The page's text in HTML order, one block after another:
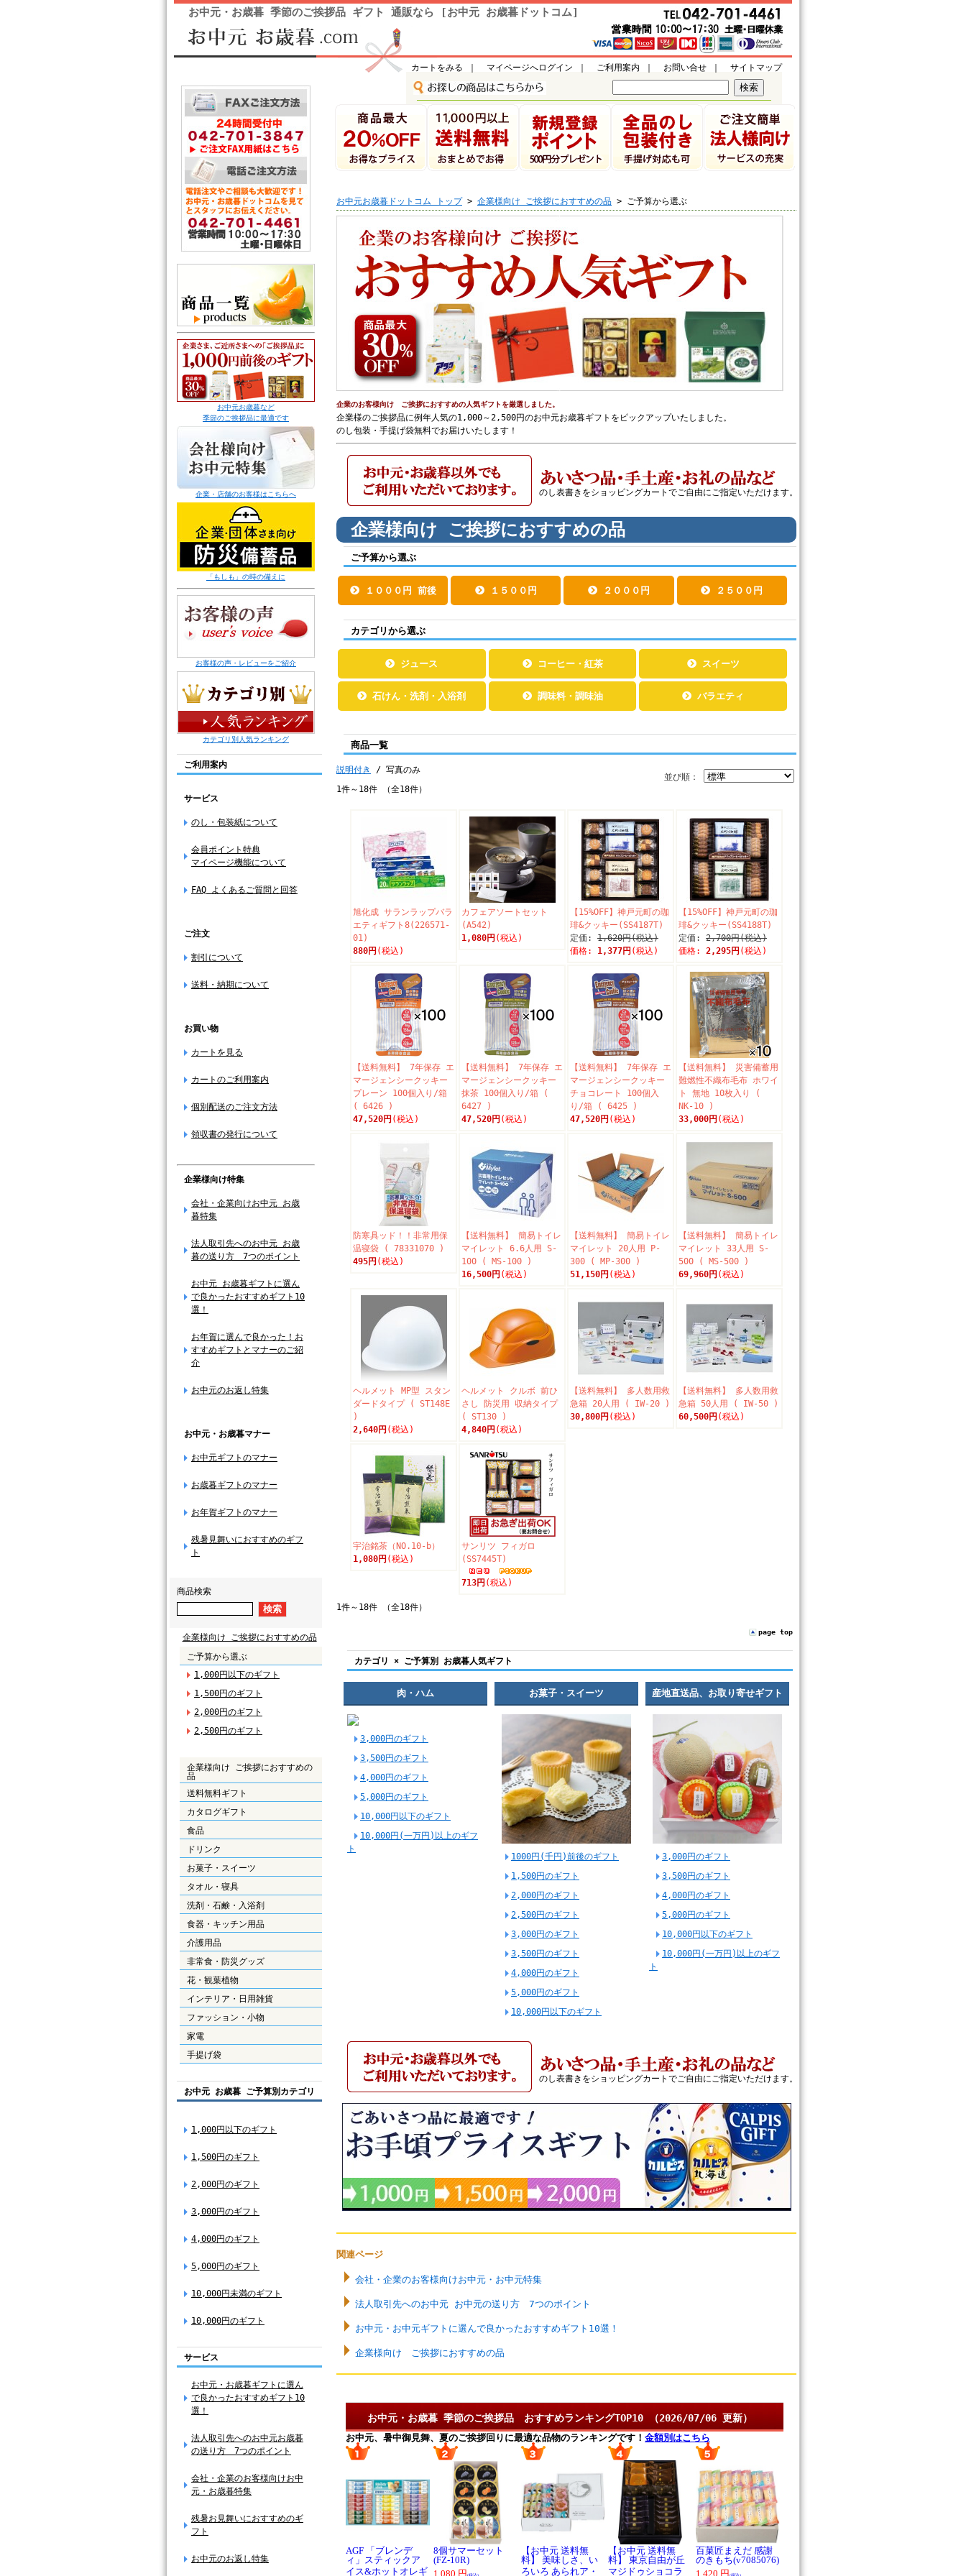
お中元・お歳暮 季節のご挨拶品 ギフト 通販なら [お中元 お歳暮ドットコム]
カートをみる マイページへログイン ご利用案内 お問い合せ サイトマップ
お中元お歳暮など
季節のご挨拶品に最適です
企業・店舗のお客様はこちらへ
「もしも」の時の備えに
お客様の声・レビューをご紹介
カテゴリ別人気ランキング
ご利用案内
サービス
のし・包装紙について
会員ポイント特典
マイページ機能について
FAQ よくあるご質問と回答
ご注文
割引について
送料・納期について
お買い物
カートを見る
カートのご利用案内
個別配送のご注文方法
領収書の発行について
企業様向け特集
会社・企業向けお中元 お歳
暮特集
法人取引先へのお中元 お歳
暮の送り方 7つのポイント
お中元 お歳暮ギフトに選ん
で良かったおすすめギフト10
選！
お年賀に選んで良かった！お
すすめギフトとマナーのご紹
介
お中元のお返し特集
お中元・お歳暮マナー
お中元ギフトのマナー
お歳暮ギフトのマナー
お年賀ギフトのマナー
残暑見舞いにおすすめのギフ
ト
商品検索
企業様向け ご挨拶におすすめの品
ご予算から選ぶ
1,000円以下のギフト
1,500円のギフト
2,000円のギフト
2,500円のギフト
企業様向け ご挨拶におすすめの
品
送料無料ギフト
カタログギフト
食品
ドリンク
お菓子・スイーツ
タオル・寝具
洗剤・石鹸・入浴剤
食器・キッチン用品
介護用品
非常食・防災グッズ
花・観葉植物
インテリア・日用雑貨
ファッション・小物
家電
手提げ袋
お中元 お歳暮 ご予算別カテゴリ
1,000円以下のギフト
1,500円のギフト
2,000円のギフト
3,000円のギフト
4,000円のギフト
5,000円のギフト
10,000円未満のギフト
10,000円のギフト
サービス
お中元・お歳暮ギフトに選ん
で良かったおすすめギフト10
選！
法人取引先へのお中元お歳暮
の送り方 7つのポイント
会社・企業のお客様向けお中
元・お歳暮特集
残暑お見舞いにおすすめのギ
フト
お中元のお返し特集
お中元お歳暮ドットコム トップ> 企業様向け ご挨拶におすすめの品 > ご予算から選ぶ
企業のお客様向け ご挨拶におすすめの人気ギフトを厳選しました。
企業様のご挨拶品に例年人気の1,000～2,500円のお中元お歳暮ギフトをピックアップいたしました。
のし包装・手提げ袋無料でお届けいたします！
のし表書きをショッピングカートでご自由にご指定いただけます。
企業様向け ご挨拶におすすめの品
ご予算から選ぶ
１０００円 前後 １５００円 ２０００円 ２５００円
カテゴリから選ぶ
ジュース コーヒー・紅茶 スイーツ
石けん・洗剤・入浴剤 調味料・調味油 バラエティ
商品一覧
並び順：
説明付き
/ 写真のみ
1件～18件 （全18件）
旭化成 サランラップバラ
エティギフト8(226571-
01)
880円 (税込)
カフェアソートセット
(A542)
1,080円 (税込)
【15%OFF】神戸元町の珈
琲&クッキー(SS4187T)
定価: 1,620円(税込)
価格: 1,377円 (税込)
【15%OFF】神戸元町の珈
琲&クッキー(SS4188T)
定価: 2,700円(税込)
価格: 2,295円 (税込)
【送料無料】 7年保存 エ
マージェンシークッキー
プレーン 100個入り/箱
( 6426 )
47,520円 (税込)
【送料無料】 7年保存 エ
マージェンシークッキー
抹茶 100個入り/箱 (
6427 )
47,520円 (税込)
【送料無料】 7年保存 エ
マージェンシークッキー
チョコレート 100個入
り/箱 ( 6425 )
47,520円 (税込)
【送料無料】 災害備蓄用
難燃性不織布毛布 ホワイ
ト 無地 10枚入り (
NK-10 )
33,000円 (税込)
防寒具ッド！！非常用保
温寝袋 ( 78331070 )
495円 (税込)
【送料無料】 簡易トイレ
マイレット 6.6人用 S-
100 ( MS-100 )
16,500円 (税込)
【送料無料】 簡易トイレ
マイレット 20人用 P-
300 ( MP-300 )
51,150円 (税込)
【送料無料】 簡易トイレ
マイレット 33人用 S-
500 ( MS-500 )
69,960円 (税込)
ヘルメット MP型 スタン
ダードタイプ ( ST148E
)
2,640円 (税込)
ヘルメット クルボ 前ひ
さし 防災用 収納タイプ
( ST130 )
4,840円 (税込)
【送料無料】 多人数用救
急箱 20人用 ( IW-20 )
30,800円 (税込)
【送料無料】 多人数用救
急箱 50人用 ( IW-50 )
60,500円 (税込)
宇治銘茶（NO.10-b）
1,080円 (税込)
サンリツ フィガロ
(SS7445T)
713円 (税込)
1件～18件 （全18件）
page top
カテゴリ × ご予算別 お歳暮人気ギフト
肉・ハム
3,000円のギフト
3,500円のギフト
4,000円のギフト
5,000円のギフト
10,000円以下のギフト
10,000円(一万円)以上のギフ
ト
お菓子・スイーツ
1000円(千円)前後のギフト
1,500円のギフト
2,000円のギフト
2,500円のギフト
3,000円のギフト
3,500円のギフト
4,000円のギフト
5,000円のギフト
10,000円以下のギフト
産地直送品、お取り寄せギフト
3,000円のギフト
3,500円のギフト
4,000円のギフト
5,000円のギフト
10,000円以下のギフト
10,000円(一万円)以上のギフ
ト
のし表書きをショッピングカートでご自由にご指定いただけます。
関連ページ
会社・企業のお客様向けお中元・お中元特集
法人取引先へのお中元 お中元の送り方 7つのポイント
お中元・お中元ギフトに選んで良かったおすすめギフト10選！
企業様向け ご挨拶におすすめの品